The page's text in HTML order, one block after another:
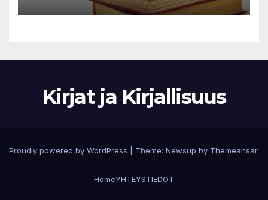
Kirjat ja Kirjallisuus
Proudly powered by WordPress Theme: Newsup by Themeansar.
HomeYHTEYSTIEDOT